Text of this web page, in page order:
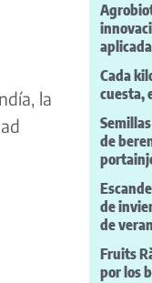
la
Cada
cuesta,
de
de
de
Fruits
por los